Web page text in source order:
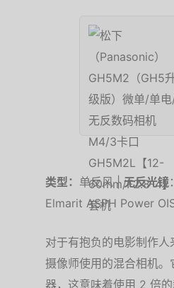
类型： 单反风 |无反光镜
Elmarit ASPH Power
对于有抱负的电影制作
摄像师使用的混合相机
器，这意味着使用 2 倍